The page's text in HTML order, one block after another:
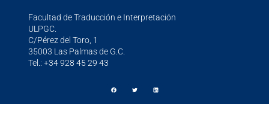
Facultad de Traducción e Interpretación
ULPGC.
C/Pérez del Toro, 1
35003 Las Palmas de G.C.
Tel.: +34 928 45 29 43